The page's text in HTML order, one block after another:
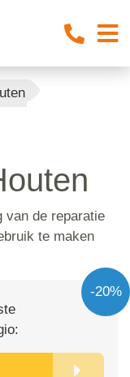
van de reparatie
te maken
-20%